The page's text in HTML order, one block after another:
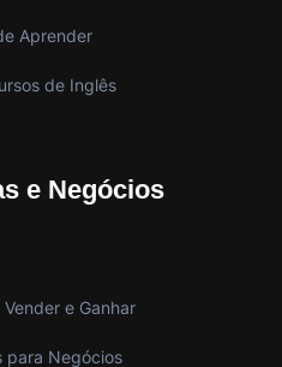
Aprender
de Inglês
e Negócios
e Ganhar
para Negócios